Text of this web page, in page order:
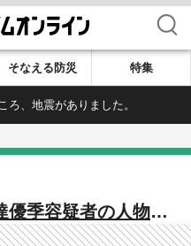
検索
そなえる防災 特集
、地震がありました。
優季容疑者の人物像
ったんで」“行方不